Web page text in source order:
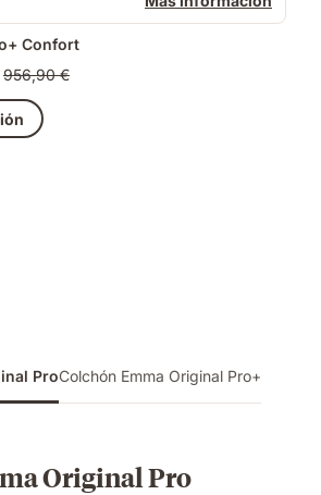
Confort
Precio
original
956,90 €
956,90 €
ProColchón Emma Original Pro+
Original Pro